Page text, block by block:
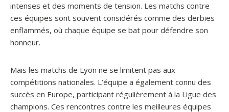
intenses et des moments de tension. Les matchs contre
ces équipes sont souvent considérés comme des derbies
enflammés, où chaque équipe se bat pour défendre son
honneur.
Mais les matchs de Lyon ne se limitent pas aux
compétitions nationales. L’équipe a également connu des
succès en Europe, participant régulièrement à la Ligue des
champions. Ces rencontres contre les meilleures équipes